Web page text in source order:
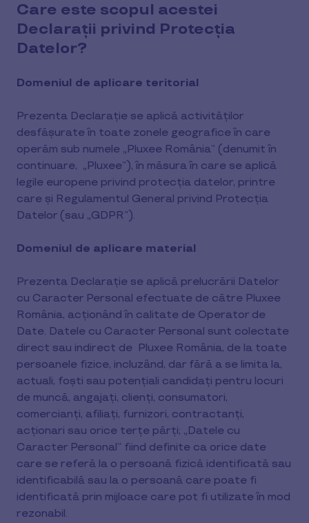
Care este scopul acestei
Declarații privind Protecția
Datelor?
Domeniul de aplicare teritorial
Prezenta Declarație se aplică activităților
desfășurate în toate zonele geografice în care
operăm sub numele „Pluxee România” (denumit în
continuare, „Pluxee”), în măsura în care se aplică
legile europene privind protecția datelor, printre
care și Regulamentul General privind Protecția
Datelor (sau „GDPR”).
Domeniul de aplicare material
Prezenta Declarație se aplică prelucrării Datelor
cu Caracter Personal efectuate de către Pluxee
România, acționând în calitate de Operator de
Date. Datele cu Caracter Personal sunt colectate
direct sau indirect de Pluxee România, de la toate
persoanele fizice, incluzând, dar fără a se limita la,
actuali, foști sau potențiali candidați pentru locuri
de muncă, angajați, clienți, consumatori,
comercianți, afiliați, furnizori, contractanți,
acționari sau orice terțe părți; „Datele cu
Caracter Personal” fiind definite ca orice date
care se referă la o persoană fizică identificată sau
identificabilă sau la o persoană care poate fi
identificată prin mijloace care pot fi utilizate în mod
rezonabil.